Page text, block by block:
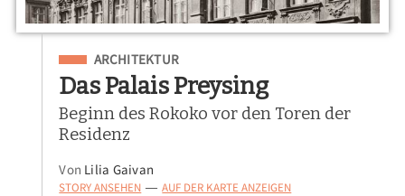
Eingeordnet unter
ARCHITEKTUR
Das Palais Preysing
Beginn des Rokoko vor den Toren der
Residenz
Von Lilia Gaivan
STORY ANSEHEN — AUF DER KARTE ANZEIGEN